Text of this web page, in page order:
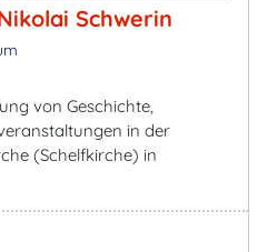
Schwerin
von Geschichte,
in der
(Schelfkirche) in